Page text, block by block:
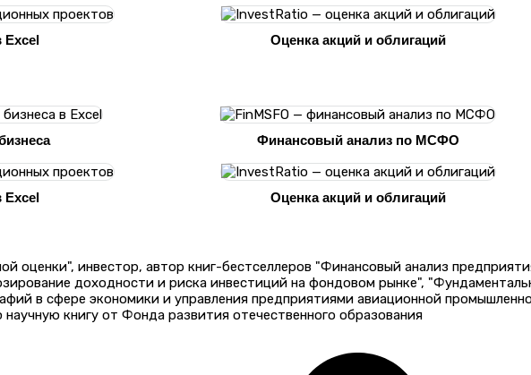
Excel Оценка акций и облигаций
Финансовый анализ по МСФО
Excel Оценка акций и облигаций
оценки", инвестор, автор книг-бестселлеров "Финансовый анализ
доходности и риска инвестиций на фондовом рынке",
в сфере экономики и управления предприятиями авиационной
книгу от Фонда развития отечественного образования